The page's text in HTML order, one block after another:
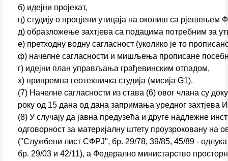
б) идејни пројекат,
ц) студију о процјени утицаја на околиш са
д) образложење захтјева са подацима потребним за
е) претходну водну сагласност (уколико је то
ф) начелне сагласности и мишљења прописане
г) идејни план управљања грађевинским отпадом,
х) припремна геотехничка студија (мисија G1).
(7) Начелне сагласности из става (6) овог члана су
року од 15 дана од дана запримања уредног
(8) У случају да јавна предузећа и друге надлежне
одговорност за материјалну штету проузроковану
("Службени лист СФРЈ", бр. 29/78, 39/85, 45/89 -
бр. 29/03 и 42/11), а Федерално министарство